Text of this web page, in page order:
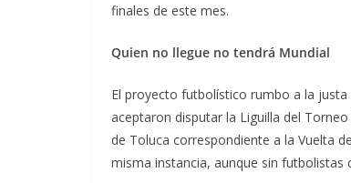
finales de este mes.
Quien no llegue no tendrá Mundial
El proyecto futbolístico rumbo a la
aceptaron disputar la Liguilla del
de Toluca correspondiente a la Vuelta
misma instancia, aunque sin futbolistas